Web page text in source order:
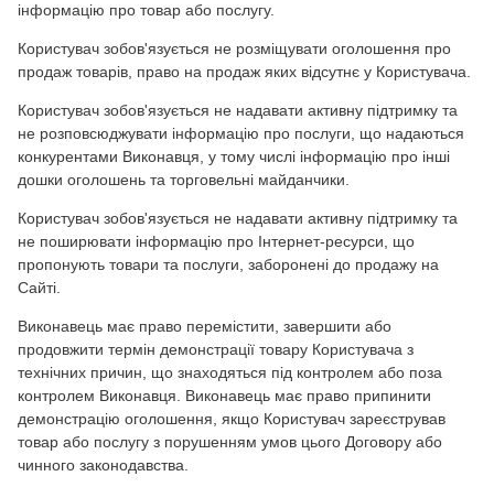
інформацію про товар або послугу.
Користувач зобов'язується не розміщувати оголошення про
продаж товарів, право на продаж яких відсутнє у Користувача.
Користувач зобов'язується не надавати активну підтримку та
не розповсюджувати інформацію про послуги, що надаються
конкурентами Виконавця, у тому числі інформацію про інші
дошки оголошень та торговельні майданчики.
Користувач зобов'язується не надавати активну підтримку та
не поширювати інформацію про Інтернет-ресурси, що
пропонують товари та послуги, заборонені до продажу на
Сайті.
Виконавець має право перемістити, завершити або
продовжити термін демонстрації товару Користувача з
технічних причин, що знаходяться під контролем або поза
контролем Виконавця. Виконавець має право припинити
демонстрацію оголошення, якщо Користувач зареєстрував
товар або послугу з порушенням умов цього Договору або
чинного законодавства.